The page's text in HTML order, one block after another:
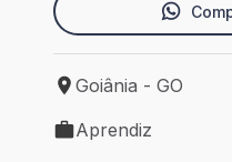
Local de trabalho:
Goiânia - GO
Tipo de vaga:
Aprendiz